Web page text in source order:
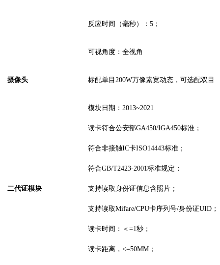
反应时间（毫秒）： 5；
可视角度： 全视角
摄像头 标配单目 200W万像素宽动态，可选配双目
二代证模块
模块日期： 2013~2021
读卡符合公安部GA450/IGA450标准；
符合非接触IC卡ISO14443标准；
符合GB/T2423-2001标准规定；
支持读取身份证信息含照片 ；
支持读取Mifare/CPU卡序列号/身份证UID ；
读卡时间：＜ =1秒；
读卡距离， <=50MM；